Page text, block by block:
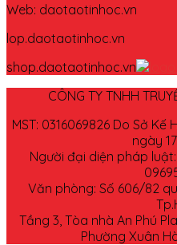
Web: daotaotinhoc.vn
lop.daotaotinhoc.vn
shop.daotaotinhoc.vn
CÔNG TY TNHH
MST: 0316069826 Do Sở
ngày
Người đại diện pháp
Văn phòng: Số 606/82
Tầng 3, Tòa nhà An Phú
Phường Xuân